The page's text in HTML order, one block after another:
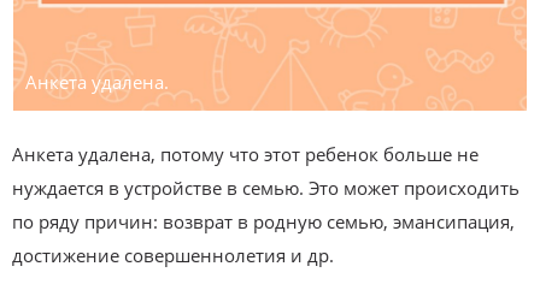
Анкета удалена.
Анкета удалена, потому что этот ребенок больше не
нуждается в устройстве в семью. Это может происходить
по ряду причин: возврат в родную семью, эмансипация,
достижение совершеннолетия и др.